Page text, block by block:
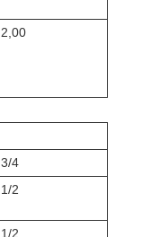
2,00
3/4
1/2
1/2